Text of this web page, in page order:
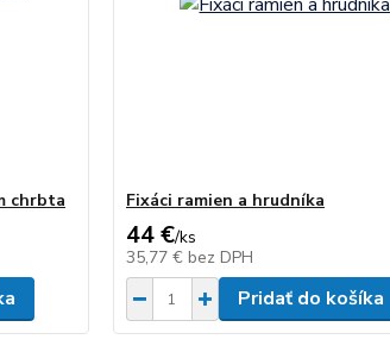
chrbta Fixáci ramien a hrudníka
44 €/ks
35,77 € bez DPH
Pridať do košíka